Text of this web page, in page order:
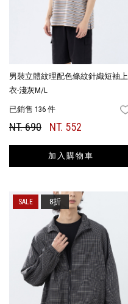
男裝立體紋理配色條紋針織短袖上
衣-淺灰M/L
已銷售 136 件
NT. 690 NT. 552
加入購物車
8折